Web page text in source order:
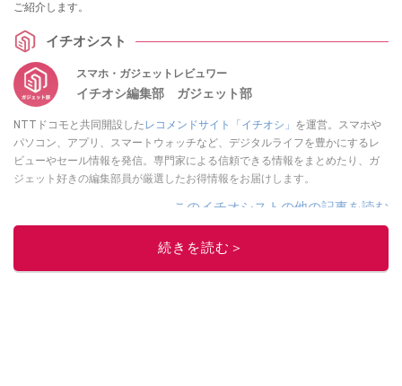
ご紹介します。
イチオシスト
スマホ・ガジェットレビュワー
イチオシ編集部 ガジェット部
NTTドコモと共同開設した レコメンドサイト「イチオシ」 を運営。スマホや
パソコン、アプリ、スマートウォッチなど、デジタルライフを豊かにするレ
ビューやセール情報を発信。専門家による信頼できる情報をまとめたり、ガ
ジェット好きの編集部員が厳選したお得情報をお届けします。
このイチオシストの他の記事を読む
続きを読む＞